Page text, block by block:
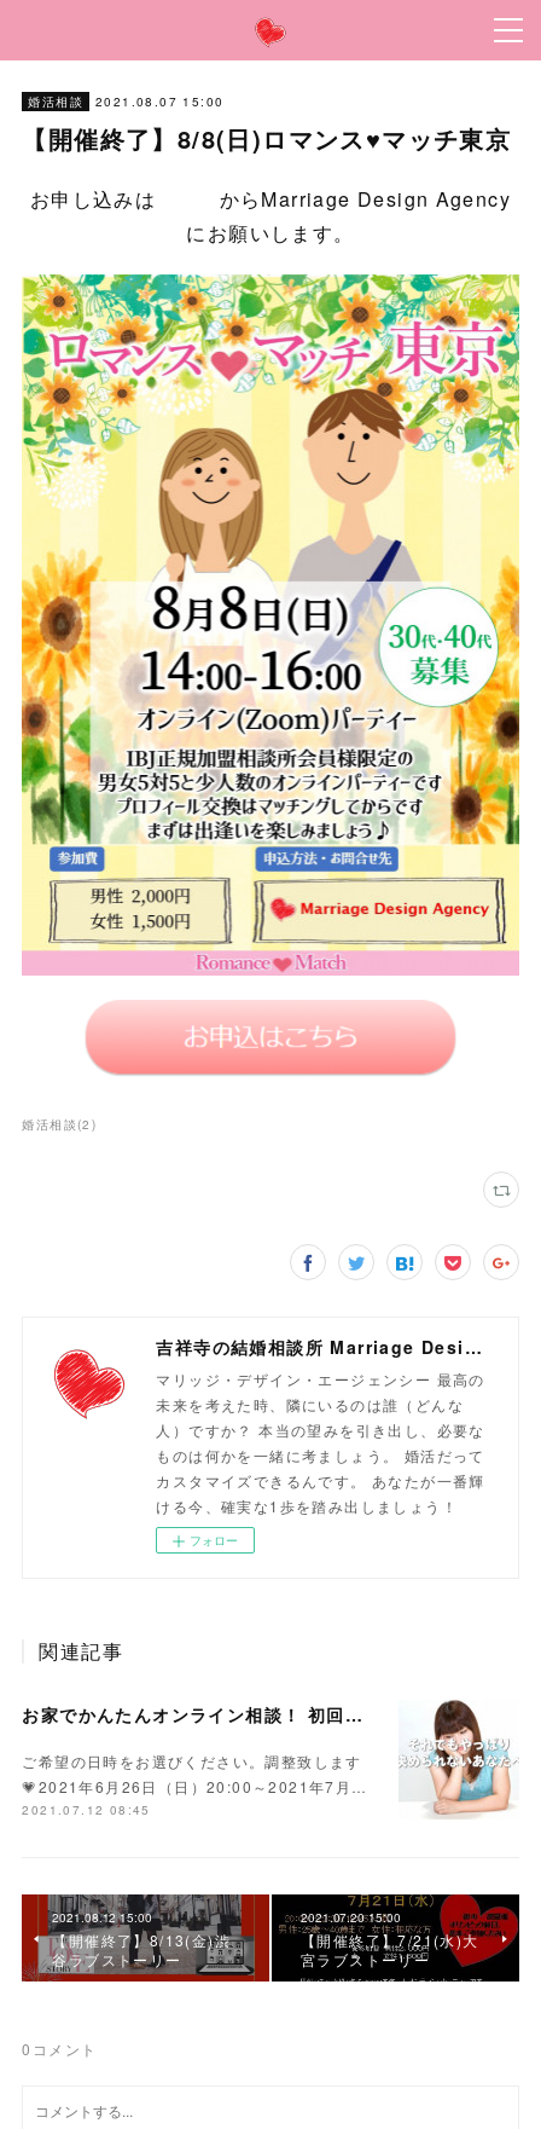
婚活相談 2021.08.07 15:00
【開催終了】8/8(日)ロマンス♥マッチ東京
お申し込みは
からMarriage Design Agency
にお願いします。
婚活相談(2 )
吉祥寺の結婚相談所 Marriage Design Agency
マリッジ・デザイン・エージェンシー 最高の
未来を考えた時、隣にいるのは誰（どんな
人）ですか？ 本当の望みを引き出し、必要な
ものは何かを一緒に考ましょう。 婚活だって
カスタマイズできるんです。 あなたが一番輝
ける今、確実な1歩を踏み出しましょう！
フォロー
関連記事
お家でかんたんオンライン相談！ 初回無料（40分～60分）
ご希望の日時をお選びください。調整致します
💗2021年6月26日（日）20:00～2021年7月…
2021.07.12 08:45
2021.08.12 15:00
【開催終了】8/13(金)渋
谷ラブストーリー
2021.07.20 15:00
【開催終了】7/21(水)大
宮ラブストーリー
0 コメント